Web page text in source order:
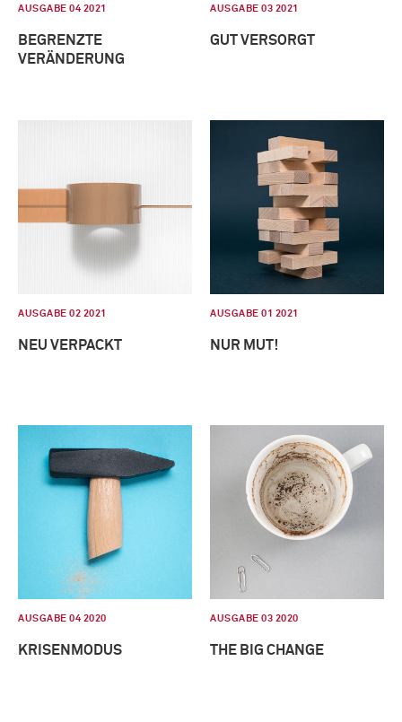
AUSGABE 04 2021
BEGRENZTE
VERÄNDERUNG
AUSGABE 03 2021
GUT VERSORGT
AUSGABE 02 2021
NEU VERPACKT
AUSGABE 01 2021
NUR MUT!
AUSGABE 04 2020
KRISENMODUS
AUSGABE 03 2020
THE BIG CHANGE